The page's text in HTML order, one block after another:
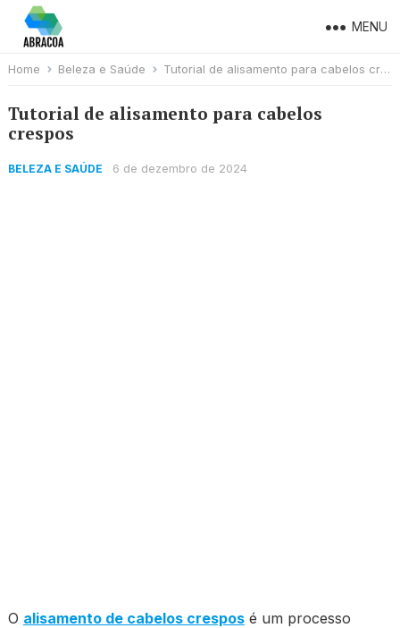
MENU
Home Beleza e Saúde Tutorial de alisamento para cabelos crespos
Tutorial de alisamento para cabelos
crespos
BELEZA E SAÚDE 6 de dezembro de 2024
O alisamento de cabelos cresposé um processo